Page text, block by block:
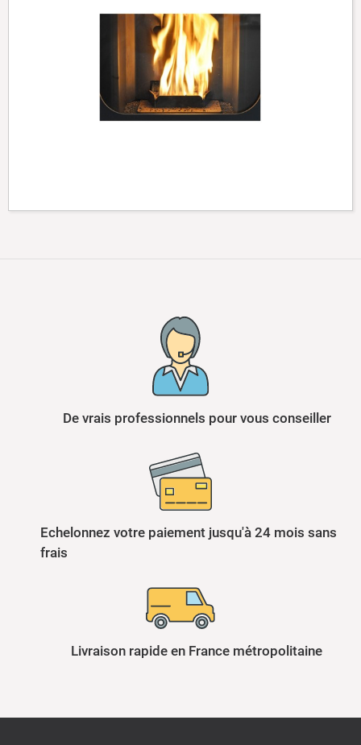
De vrais professionnels pour vous conseiller
Echelonnez votre paiement jusqu'à 24 mois sans
frais
Livraison rapide en France métropolitaine